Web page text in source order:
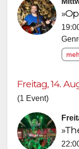
Freitag, 14.
(1 Event)